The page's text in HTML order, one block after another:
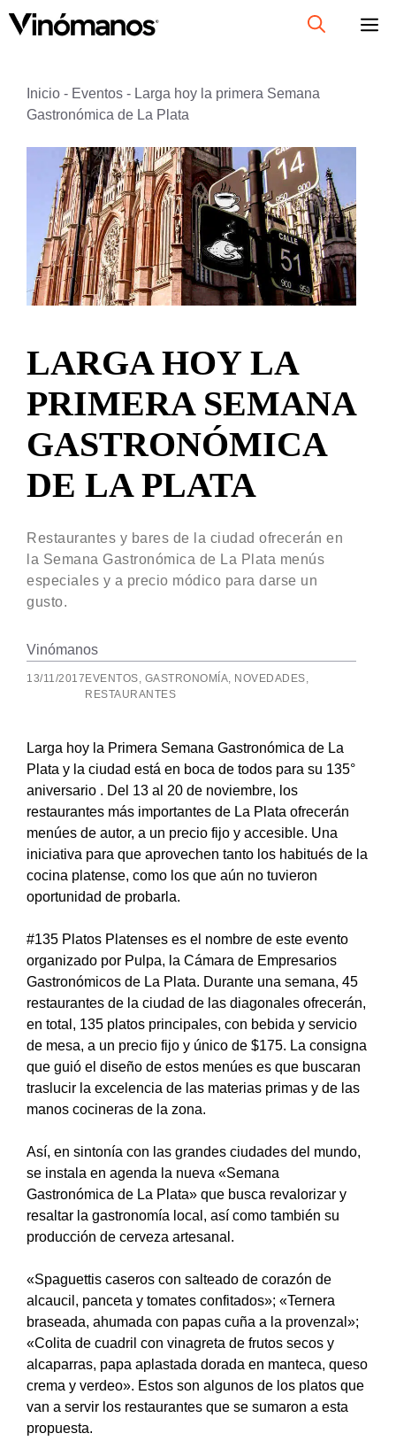
Inicio - Eventos - Larga hoy la primera Semana
Gastronómica de La Plata
LARGA HOY LA
PRIMERA SEMANA
GASTRONÓMICA
DE LA PLATA
Restaurantes y bares de la ciudad ofrecerán en
la Semana Gastronómica de La Plata menús
especiales y a precio módico para darse un
gusto.
Vinómanos
13/11/2017EVENTOS, GASTRONOMÍA, NOVEDADES,
RESTAURANTES
Larga hoy la Primera Semana Gastronómica de La
Plata y la ciudad está en boca de todos para su 135°
aniversario . Del 13 al 20 de noviembre, los
restaurantes más importantes de La Plata ofrecerán
menúes de autor, a un precio fijo y accesible. Una
iniciativa para que aprovechen tanto los habitués de la
cocina platense, como los que aún no tuvieron
oportunidad de probarla.
#135 Platos Platenses es el nombre de este evento
organizado por Pulpa, la Cámara de Empresarios
Gastronómicos de La Plata. Durante una semana, 45
restaurantes de la ciudad de las diagonales ofrecerán,
en total, 135 platos principales, con bebida y servicio
de mesa, a un precio fijo y único de $175. La consigna
que guió el diseño de estos menúes es que buscaran
traslucir la excelencia de las materias primas y de las
manos cocineras de la zona.
Así, en sintonía con las grandes ciudades del mundo,
se instala en agenda la nueva «Semana
Gastronómica de La Plata» que busca revalorizar y
resaltar la gastronomía local, así como también su
producción de cerveza artesanal.
«Spaguettis caseros con salteado de corazón de
alcaucil, panceta y tomates confitados»; «Ternera
braseada, ahumada con papas cuña a la provenzal»;
«Colita de cuadril con vinagreta de frutos secos y
alcaparras, papa aplastada dorada en manteca, queso
crema y verdeo». Estos son algunos de los platos que
van a servir los restaurantes que se sumaron a esta
propuesta.